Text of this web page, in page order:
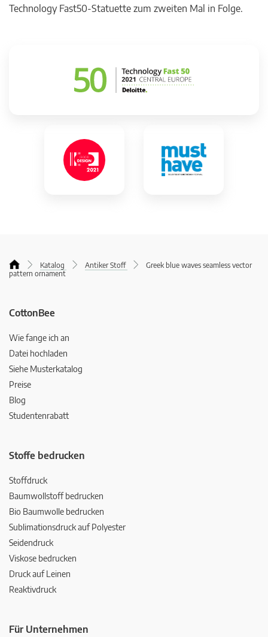
Technology Fast50-Statuette zum zweiten Mal in Folge.
Katalog Antiker Stoff
Greek blue waves seamless vector
pattern ornament
CottonBee
Wie fange ich an
Datei hochladen
Siehe Musterkatalog
Preise
Blog
Studentenrabatt
Stoffe bedrucken
Stoffdruck
Baumwollstoff bedrucken
Bio Baumwolle bedrucken
Sublimationsdruck auf Polyester
Seidendruck
Viskose bedrucken
Druck auf Leinen
Reaktivdruck
Für Unternehmen